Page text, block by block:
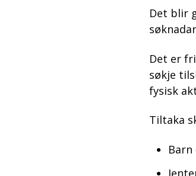
Det blir
Det er
søkje
fysisk
Tiltaka